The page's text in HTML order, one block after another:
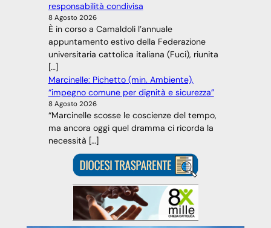
responsabilità condivisa
8 Agosto 2026
È in corso a Camaldoli l’annuale
appuntamento estivo della Federazione
universitaria cattolica italiana (Fuci), riunita
[…]
Marcinelle: Pichetto (min. Ambiente),
“impegno comune per dignità e sicurezza”
8 Agosto 2026
“Marcinelle scosse le coscienze del tempo,
ma ancora oggi quel dramma ci ricorda la
necessità […]